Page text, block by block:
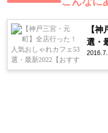
【
選・